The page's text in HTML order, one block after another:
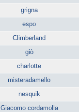
grigna
espo
Climberland
giò
charlotte
misteradamello
nesquik
Giacomo cordamolla